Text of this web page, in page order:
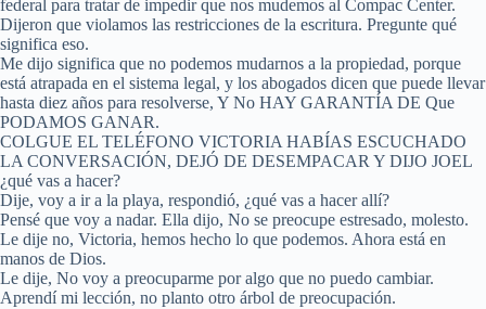
federal para tratar de impedir que nos mudemos al Compac Center.
Dijeron que violamos las restricciones de la escritura. Pregunte qué
significa eso.
Me dijo significa que no podemos mudarnos a la propiedad, porque
está atrapada en el sistema legal, y los abogados dicen que puede llevar
hasta diez años para resolverse, Y No HAY GARANTÍA DE Que
PODAMOS GANAR.
COLGUE EL TELÉFONO VICTORIA HABÍAS ESCUCHADO
LA CONVERSACIÓN, DEJÓ DE DESEMPACAR Y DIJO JOEL
¿qué vas a hacer?
Dije, voy a ir a la playa, respondió, ¿qué vas a hacer allí?
Pensé que voy a nadar. Ella dijo, No se preocupe estresado, molesto.
Le dije no, Victoria, hemos hecho lo que podemos. Ahora está en
manos de Dios.
Le dije, No voy a preocuparme por algo que no puedo cambiar.
Aprendí mi lección, no planto otro árbol de preocupación.